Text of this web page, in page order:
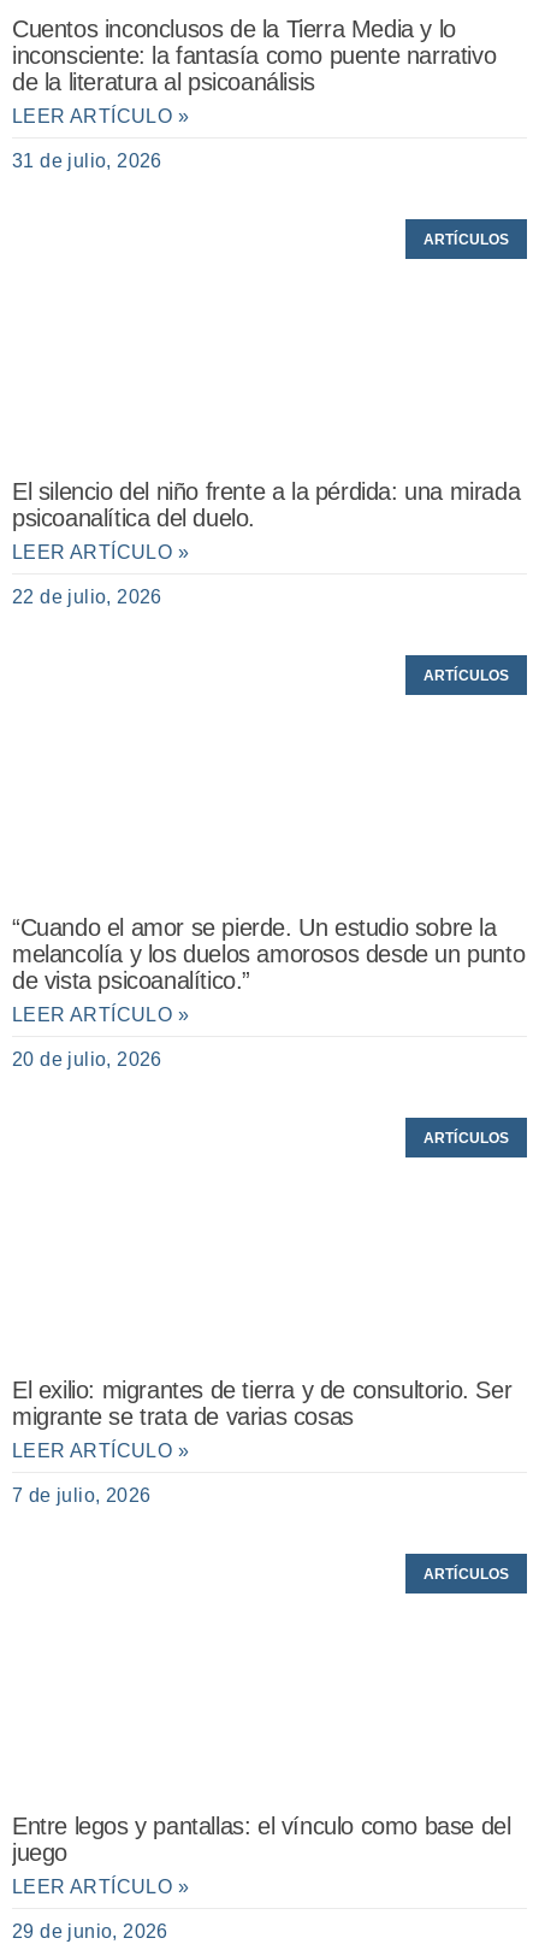
Cuentos inconclusos de la Tierra Media y lo
inconsciente: la fantasía como puente narrativo
de la literatura al psicoanálisis
LEER ARTÍCULO »
31 de julio, 2026
ARTÍCULOS
El silencio del niño frente a la pérdida: una mirada
psicoanalítica del duelo.
LEER ARTÍCULO »
22 de julio, 2026
ARTÍCULOS
“Cuando el amor se pierde. Un estudio sobre la
melancolía y los duelos amorosos desde un punto
de vista psicoanalítico.”
LEER ARTÍCULO »
20 de julio, 2026
ARTÍCULOS
El exilio: migrantes de tierra y de consultorio. Ser
migrante se trata de varias cosas
LEER ARTÍCULO »
7 de julio, 2026
ARTÍCULOS
Entre legos y pantallas: el vínculo como base del
juego
LEER ARTÍCULO »
29 de junio, 2026